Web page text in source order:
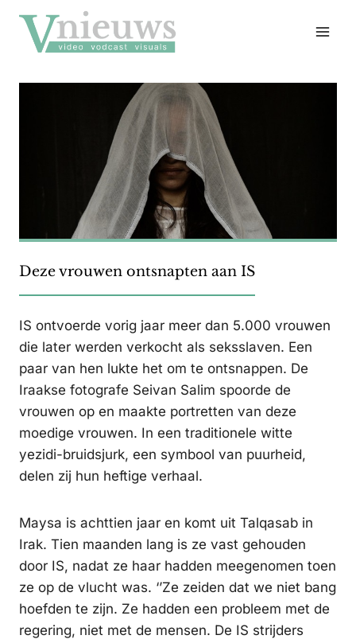
naar
inhoud
Deze vrouwen ontsnapten aan IS
IS ontvoerde vorig jaar meer dan 5.000 vrouwen
die later werden verkocht als seksslaven. Een
paar van hen lukte het om te ontsnappen. De
Iraakse fotografe Seivan Salim spoorde de
vrouwen op en maakte portretten van deze
moedige vrouwen. In een traditionele witte
yezidi-bruidsjurk, een symbool van puurheid,
delen zij hun heftige verhaal.
Maysa is achttien jaar en komt uit Talqasab in
Irak. Tien maanden lang is ze vast gehouden
door IS, nadat ze haar hadden meegenomen toen
ze op de vlucht was. ‘’Ze zeiden dat we niet bang
hoefden te zijn. Ze hadden een probleem met de
regering, niet met de mensen. De IS strijders